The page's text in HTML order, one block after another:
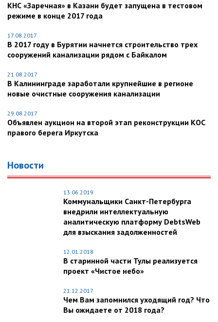
КНС «Заречная» в Казани будет запущена в тестовом
режиме в конце 2017 года
17.08.2017
В 2017 году в Бурятии начнется строительство трех
сооружений канализации рядом с Байкалом
21.08.2017
В Калининграде заработали крупнейшие в регионе
новые очистные сооружения канализации
29.08.2017
Объявлен аукцион на второй этап реконструкции КОС
правого берега Иркутска
Новости
13.06.2019
Коммунальщики Санкт-Петербурга
внедрили интеллектуальную
аналитическую платформу DebtsWeb
для взыскания задолженностей
12.01.2018
В старинной части Тулы реализуется
проект «Чистое небо»
21.12.2017
Чем Вам запомнился уходящий год? Что
Вы ожидаете от 2018 года?